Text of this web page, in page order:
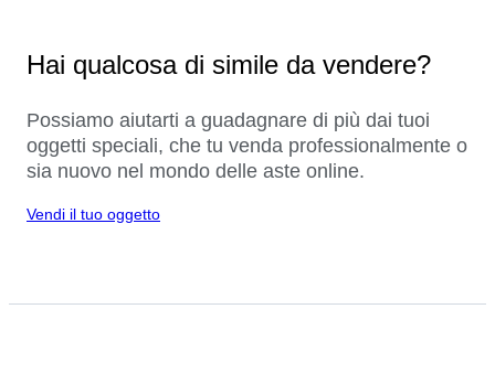
Hai qualcosa di simile da vendere?
Possiamo aiutarti a guadagnare di più dai tuoi
oggetti speciali, che tu venda professionalmente o
sia nuovo nel mondo delle aste online.
Vendi il tuo oggetto